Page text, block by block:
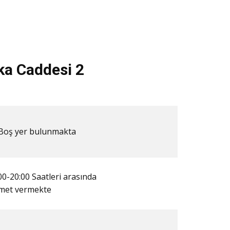
Caddesi 2
yer bulunmakta
20:00 Saatleri arasında
vermekte